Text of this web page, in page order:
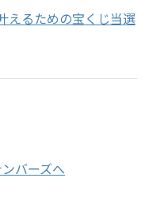
えるための宝くじ当選